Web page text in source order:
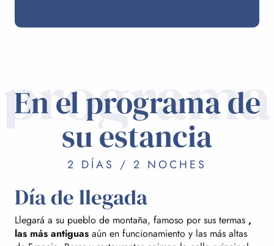
programa
En el programa de
su estancia
2 DÍAS / 2 NOCHES
Día de llegada
Llegará a su pueblo de montaña, famoso por sus termas ,
las más antiguas aún en funcionamiento y las más altas